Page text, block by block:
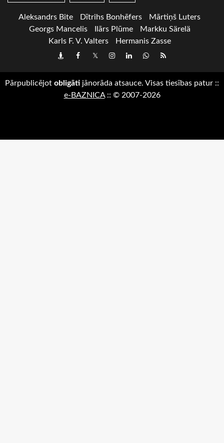
Aleksandrs Bite Dītrihs Bonhēfers
Mārtiņš Luters
Georgs Mancelis
Ilārs Plūme
Markku Särelä
Karls F. V. Valters
Hermanis Zasse
DraugiemFacebook
TwitterInstagram
LinkedInwhatsapp
RSS
Pārpublicējot obligāti jānorāda atsauce. Visas tiesības patur ::
e-BAZNICA:: © 2007-2026